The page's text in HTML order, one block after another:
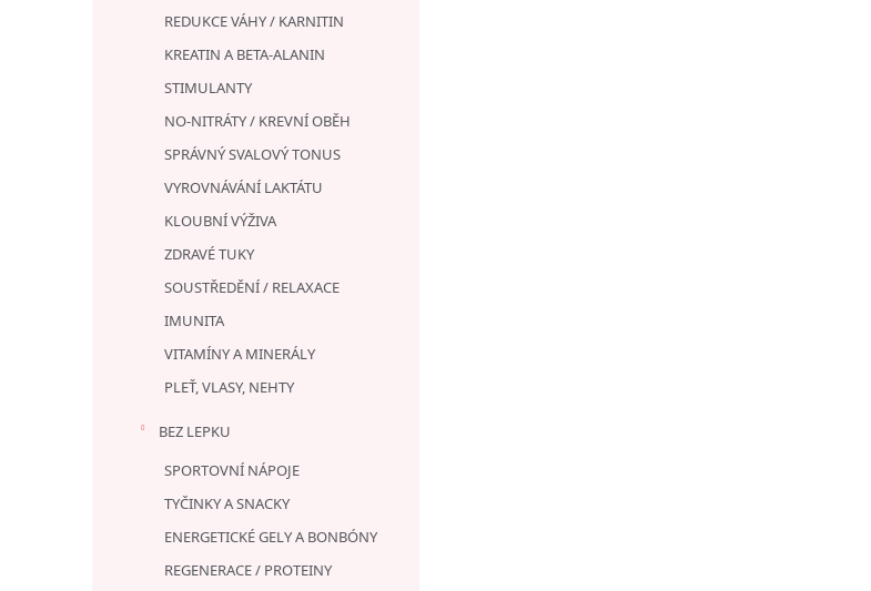
REDUKCE VÁHY / KARNITIN
KREATIN A BETA-ALANIN
STIMULANTY
NO-NITRÁTY / KREVNÍ OBĚH
SPRÁVNÝ SVALOVÝ TONUS
VYROVNÁVÁNÍ LAKTÁTU
KLOUBNÍ VÝŽIVA
ZDRAVÉ TUKY
SOUSTŘEDĚNÍ / RELAXACE
IMUNITA
VITAMÍNY A MINERÁLY
PLEŤ, VLASY, NEHTY
BEZ LEPKU
SPORTOVNÍ NÁPOJE
TYČINKY A SNACKY
ENERGETICKÉ GELY A BONBÓNY
REGENERACE / PROTEINY